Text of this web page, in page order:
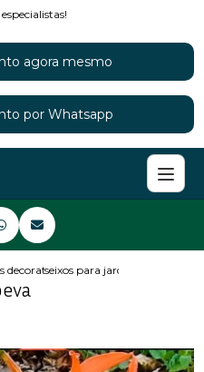
agora mesmo
por Whatsapp
decorativas para jardim
seixos para jardim itupeva